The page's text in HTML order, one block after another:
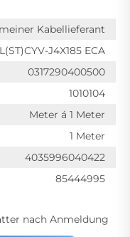
Kabellieferant
J4X185 ECA
0317290400500
1010104
Meter á 1 Meter
1 Meter
4035996040422
85444995
nach Anmeldung